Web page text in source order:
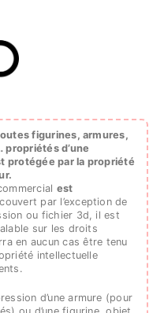
figurines, armures,
propriétés d’une
protégée par la propriété
est
par l’exception de
ou fichier 3d, il est
sur les droits
en aucun cas être tenu
intellectuelle
d’une armure (pour